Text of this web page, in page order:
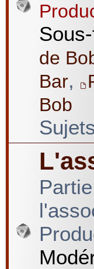
de
Bar,
Bob